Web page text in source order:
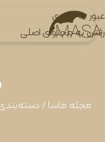
عبور به ناوبری
رفتن به محتوای اصلی
مجله ماسا/